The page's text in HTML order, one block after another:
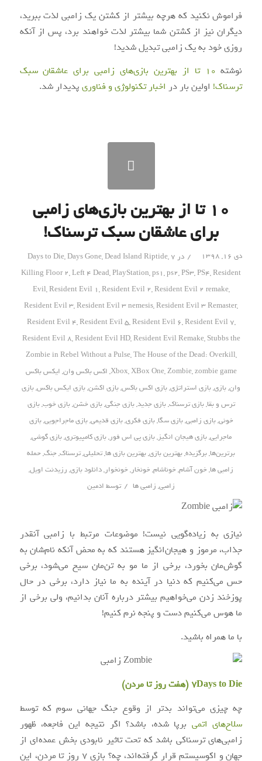
فراموش نکنید که هرچه بیشتر از کشتن یک زامبی لذت ببرید،
دیگران نیز از کشتن شما بیشتر لذت خواهند برد، پس از آنکه
روزی خود به یک زامبی تبدیل شدید!
نوشته
10 تا از بهترین بازی‌های زامبی برای عاشقان سبک
ترسناک! اولین بار در اخبار تکنولوژی و فناوریپدیدار شد.
۱۰ تا از بهترین بازی‌های زامبی
برای عاشقان سبک ترسناک!
دی ۱۶, ۱۳۹۸ / در 7 Days to Die
,Days Gone,Dead Island Riptide,
Killing Floor 2,Left 4 Dead,PlayStation,ps1,ps2,PS3,PS4,Resident
Evil,Resident Evil 1,Resident Evil 2,Resident Evil 2 remake,
Resident Evil 3,Resident Evil 3 nemesis,Resident Evil 3 Remaster,
Resident Evil 4,Resident Evil 5,Resident Evil 6,Resident Evil 7,
Resident Evil 8,Resident Evil HD,Resident Evil Remake, Stubbs the
Zombie in Rebel Without a Pulse,The House of the Dead: Overkill,
Xbox,XBox One,Zombie,zombie game
, اکس باکس وان, ایکس باکس
وان,بازی,بازی استراتژی,بازی اکس باکس,بازی اکشن,بازی ایکس باکس,بازی
ترس و بقا,بازی ترسناک,بازی جدید,بازی جنگی,بازی خشن,بازی خوب,بازی
خونی,بازی زامبی,بازی سگا,بازی فکری,بازی قدیمی,بازی ماجراجویی,بازی
ماجرایی,بازی هیجان انگیز,بازی پی اس فور,بازی کامپیوتری,بازی گوشی,
برترین‌ها,برگزیده,بهترین بازی,بهترین بازی ها,تحلیلی,ترسناک,جنگ,حمله
زامبی ها,خون آشام,خوناشام,خونخار,خونخوار,دانلود بازی, رزیدنت اویل,
زامبی, زامبی ها / توسط ادمین
نیازی به زیاده‌گویی نیست! موضوعات مرتبط با زامبی آنقدر
جذاب، مرموز و هیجان‌انگیز هستند که به محض آنکه نام‌شان به
گوش‌مان بخورد، برخی از ما مو به تن‌مان سیخ می‌شود، برخی
حس می‌کنیم که دنیا در آینده به ما نیاز دارد، برخی در حال
پوزخند زدن می‌خواهیم بیشتر درباره آنان بدانیم، ولی برخی از
ما هوس می‌کنیم دست و پنجه نرم کنیم!
با ما همراه باشید.
7Days to Die (هفت روز تا مردن)
چه چیزی می‌تواند بدتر از وقوع جنگ جهانی سوم که توسط
سلاح‌های اتمی برپا شده، باشد؟ اگر نتیجه این فاجعه، ظهور
زامبی‌های ترسناکی باشد که تحت تاثیر نابودی بخش عمده‌ای از
جهان و اکوسیستم قرار گرفته‌اند، چه؟ بازی ۷ روز تا مردن، این